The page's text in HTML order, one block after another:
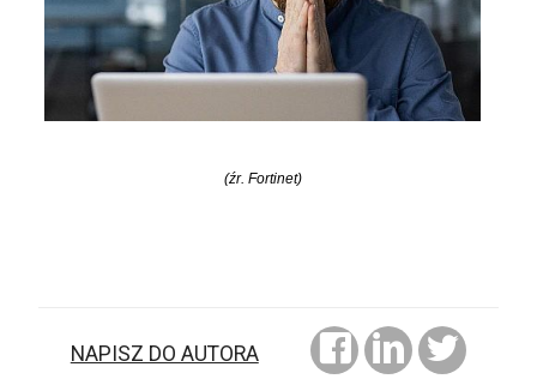
(źr. Fortinet)
NAPISZ DO AUTORA